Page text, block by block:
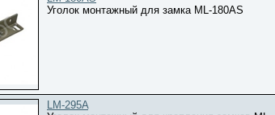
Уголок монтажный для замка ML-180AS
LM-295A